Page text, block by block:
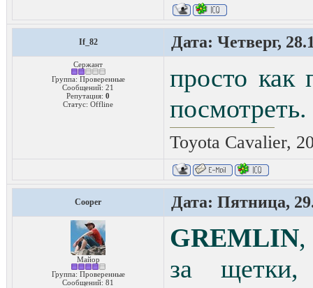
If_82 Дата: Четверг,
Сержант
Группа: Проверенные
Сообщений: 21
Репутация: 0
Статус: Offline
просто как
посмотреть.
Toyota Cavalier,
Cooper Дата: Пятница,
Майор
Группа: Проверенные
Сообщений: 81
GREMLIN,
за щетки,